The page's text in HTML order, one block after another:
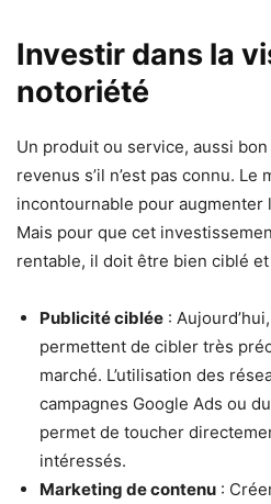
Investir dans la
notoriété
Un produit ou service, aussi
revenus s’il n’est pas connu.
incontournable pour
Mais pour que cet
rentable, il doit être bien ciblé
Publicité ciblée :
permettent de cibler très
marché. L’utilisation des
campagnes Google Ads ou
permet de toucher
intéressés.
Marketing de contenu :